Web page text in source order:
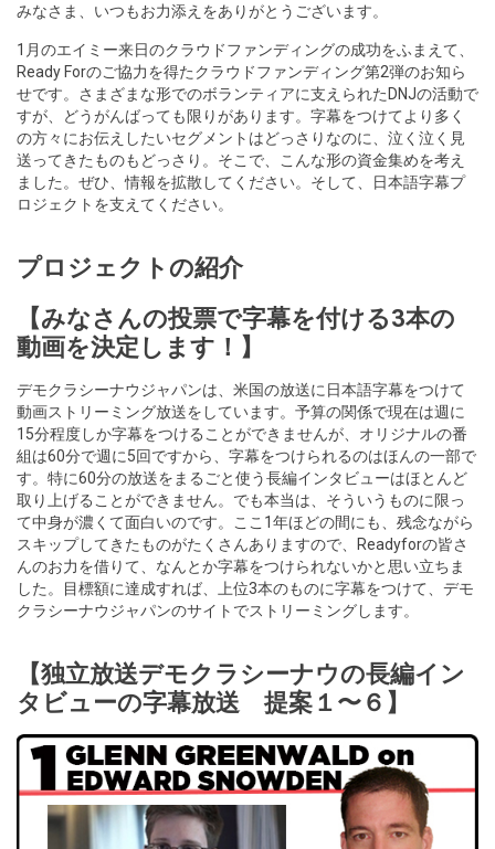
みなさま、いつもお力添えをありがとうございます。
1月のエイミー来日のクラウドファンディングの成功をふまえて、
Ready Forのご協力を得たクラウドファンディング第2弾のお知ら
せです。さまざまな形でのボランティアに支えられたDNJの活動で
すが、どうがんばっても限りがあります。字幕をつけてより多く
の方々にお伝えしたいセグメントはどっさりなのに、泣く泣く見
送ってきたものもどっさり。そこで、こんな形の資金集めを考え
ました。ぜひ、情報を拡散してください。そして、日本語字幕プ
ロジェクトを支えてください。
プロジェクトの紹介
【みなさんの投票で字幕を付ける3本の
動画を決定します！】
デモクラシーナウジャパンは、米国の放送に日本語字幕をつけて
動画ストリーミング放送をしています。予算の関係で現在は週に
15分程度しか字幕をつけることができませんが、オリジナルの番
組は60分で週に5回ですから、字幕をつけられるのはほんの一部で
す。特に60分の放送をまるごと使う長編インタビューはほとんど
取り上げることができません。でも本当は、そういうものに限っ
て中身が濃くて面白いのです。ここ1年ほどの間にも、残念ながら
スキップしてきたものがたくさんありますので、Readyforの皆さ
んのお力を借りて、なんとか字幕をつけられないかと思い立ちま
した。目標額に達成すれば、上位3本のものに字幕をつけて、デモ
クラシーナウジャパンのサイトでストリーミングします。
【独立放送デモクラシーナウの長編イン
タビューの字幕放送 提案１〜６】